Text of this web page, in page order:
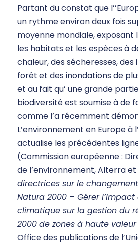
Partant du constat que
un rythme environ deux fois
moyenne mondiale, exposant
les habitats et les espèces à
chaleur, des sécheresses, des
forêt et des inondations de
et au fait qu’ une grande
biodiversité est soumise à de
comme l’a récemment
L’environnement en Europe à
actualise les précédentes
(Commission européenne :
de l’environnement, Alterra et
directrices sur le
Natura 2000 – Gérer
climatique sur la gestion du
2000 de zones à haute
Office des publications de